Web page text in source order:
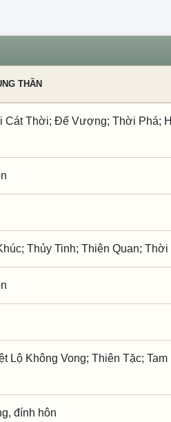
THẦN
Cát Thời; Đế Vượng; Thời Phá;
Thủy Tinh; Thiên Quan; Thời
Lộ Không Vong; Thiên Tặc;
đính hôn